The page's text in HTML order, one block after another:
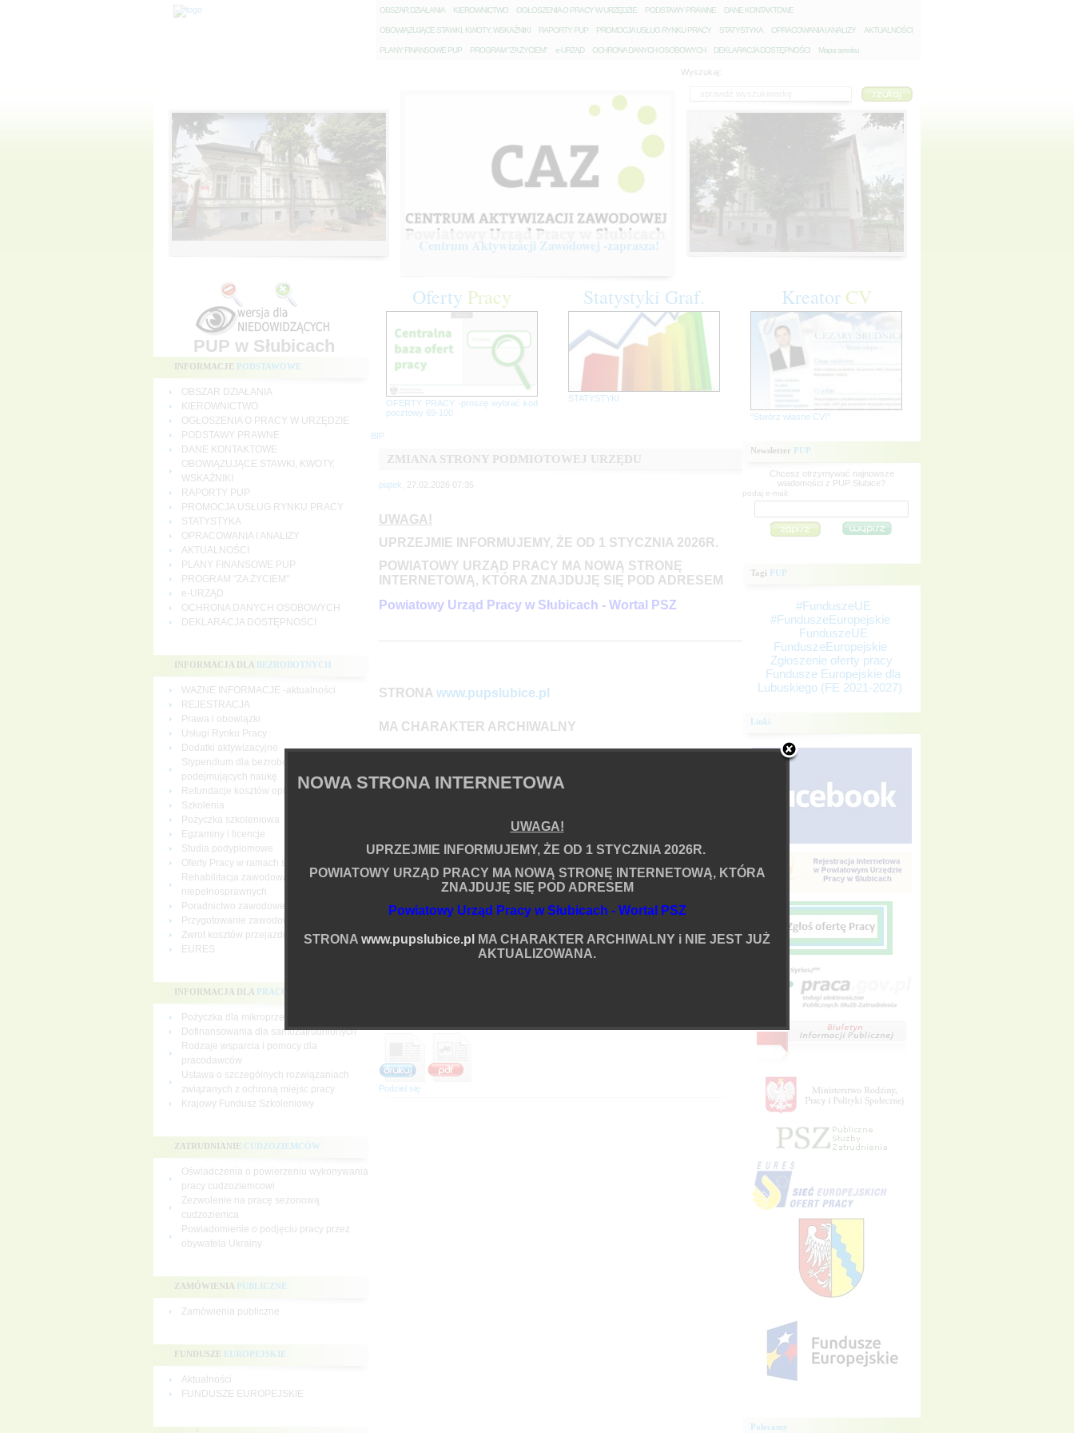
OBSZAR DZIAŁANIA KIEROWNICTWO OGŁOSZENIA O PRACY W URZĘDZIE PODSTAWY PRAWNE DANE KONTAKTOWE
OBOWIĄZUJĄCE STAWKI, KWOTY, WSKAŹNIKI RAPORTY PUP PROMOCJA USŁUG RYNKU PRACY STATYSTYKA OPRACOWANIA I ANALIZY AKTUALNOŚCI
PLANY FINANSOWE PUP PROGRAM "ZA ŻYCIEM" e-URZĄD OCHRONA DANYCH OSOBOWYCH DEKLARACJA DOSTĘPNOŚCI Mapa serwisu
Wyszukaj:
Centrum Aktywizacji Zawodowej -zaprasza!
PUP w Słubicach
INFORMACJE PODSTAWOWE
OBSZAR DZIAŁANIA
KIEROWNICTWO
OGŁOSZENIA O PRACY W URZĘDZIE
PODSTAWY PRAWNE
DANE KONTAKTOWE
OBOWIĄZUJĄCE STAWKI, KWOTY,
WSKAŹNIKI
RAPORTY PUP
PROMOCJA USŁUG RYNKU PRACY
STATYSTYKA
OPRACOWANIA I ANALIZY
AKTUALNOŚCI
PLANY FINANSOWE PUP
PROGRAM "ZA ŻYCIEM"
e-URZĄD
OCHRONA DANYCH OSOBOWYCH
DEKLARACJA DOSTĘPNOŚCI
INFORMACJA DLA BEZROBOTNYCH
WAŻNE INFORMACJE -aktualności
REJESTRACJA
Prawa i obowiązki
Usługi Rynku Pracy
Dodatki aktywizacyjne
Stypendium dla bezrobotnych
podejmujących naukę
Refundacje kosztów opieki nad dzieckiem
Szkolenia
Pożyczka szkoleniowa
Egzaminy i licencje
Studia podyplomowe
Oferty Pracy w ramach sieci EURES
Rehabilitacja zawodowa osób
niepełnosprawnych
Poradnictwo zawodowe
Przygotowanie zawodowe dorosłych
Zwrot kosztów przejazdu i zakwaterowania
EURES
INFORMACJA DLA PRACODAWCÓW
Pożyczka dla mikroprzedsiębiorców
Dofinansowania dla samozatrudnionych
Rodzaje wsparcia i pomocy dla
pracodawców
Ustawa o szczególnych rozwiązaniach
związanych z ochroną miejsc pracy
Krajowy Fundusz Szkoleniowy
ZATRUDNIANIE CUDZOZIEMCÓW
Oświadczenia o powierzeniu wykonywania
pracy cudzoziemcowi
Zezwolenie na pracę sezonową
cudzoziemca
Powiadomienie o podjęciu pracy przez
obywatela Ukrainy
ZAMÓWIENIA PUBLICZNE
Zamówienia publiczne
FUNDUSZE EUROPEJSKIE
Aktualności
FUNDUSZE EUROPEJSKIE
Oferty Pracy
OFERTY PRACY -proszę wybrać kod
pocztowy 69-100
Statystyki Graf.
STATYSTYKI
Kreator CV
"Stwórz własne CV!"
BIP
ZMIANA STRONY PODMIOTOWEJ URZĘDU
piątek, 27.02.2026 07:35
UWAGA!
UPRZEJMIE INFORMUJEMY, ŻE OD 1 STYCZNIA 2026R.
POWIATOWY URZĄD PRACY MA NOWĄ STRONĘ
INTERNETOWĄ, KTÓRA ZNAJDUJĘ SIĘ POD ADRESEM
Powiatowy Urząd Pracy w Słubicach - Wortal PSZ
STRONA www.pupslubice.pl
MA CHARAKTER ARCHIWALNY
Rafał Ossowski
Data powstania:
27.02.2026 07:35
Data ostatniej modyfikacji: 27.05.2026 07:20
5554401
Więcej
Podziel się
Newsletter PUP
Chcesz otrzymywać najnowsze
wiadomości z PUP Słubice?
podaj e-mail:
Tagi PUP
#FunduszeUE
#FunduszeEuropejskie
FunduszeUE
FunduszeEuropejskie
Zgłoszenie oferty pracy
Fundusze Europejskie dla
Lubuskiego (FE 2021-2027)
Linki
Polecamy
NOWA STRONA INTERNETOWA
UWAGA!
UPRZEJMIE INFORMUJEMY, ŻE OD 1 STYCZNIA 2026R.
POWIATOWY URZĄD PRACY MA NOWĄ STRONĘ INTERNETOWĄ, KTÓRA
ZNAJDUJĘ SIĘ POD ADRESEM
Powiatowy Urząd Pracy w Słubicach - Wortal PSZ
STRONA www.pupslubice.pl
MA CHARAKTER ARCHIWALNY i NIE JEST JUŻ
AKTUALIZOWANA.